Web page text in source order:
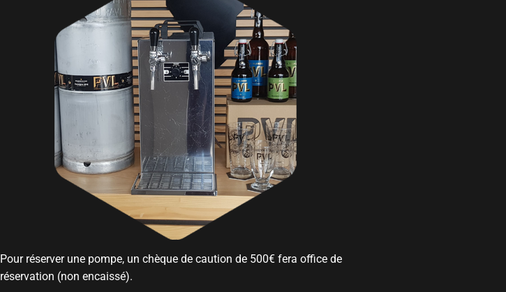
Pour réserver une pompe, un chèque de caution de 500€ fera office de
réservation (non encaissé).